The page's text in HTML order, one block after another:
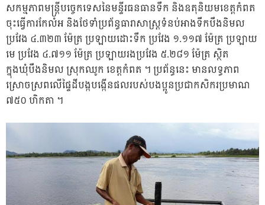
សកម្មភាពមន្ត្រីបច្ចេកទេសនៃមន្ទីរធនធានទឹក និងឧតុនិយមខេត្តកំពត
ចុះធ្វើការកែលំអ និងថែទាំប្រព័ន្ធធារាសាស្ត្រទំនប់អាងទឹកបឹងនិមល
ប្រវែង ៤.៣២៣ ម៉ែត្រ ប្រឡាយដោះទឹក ប្រវែង ១.១១៧ ម៉ែត្រ ប្រឡាយ
មេ ប្រវែង ៤.៧១១ ម៉ែត្រ ប្រឡាយរងប្រវែង ៥.២៨១ ម៉ែត្រ ស្ថិត
ក្នុងឃុំបឹងនិមល ស្រុកឈូក ខេត្តកំពត ។ ប្រព័ន្ធនេះ មានលទ្ធភាព
ស្រោចស្រពលើផ្ទៃដីបង្កបង្កើនផលរបស់បងប្អូនប្រជាកសិករប្រមាណ
៧៥០ ហិកតា ។